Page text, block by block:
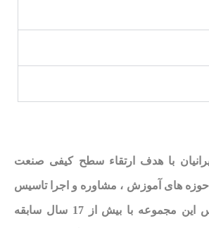
با هدف ارتقاء سطح کیفی صنعت
حوزه های آموزش ، مشاوره و اجرا تاسیس
گردید ، بر این اساس این مجموعه با بیش از 17 سال سابقه